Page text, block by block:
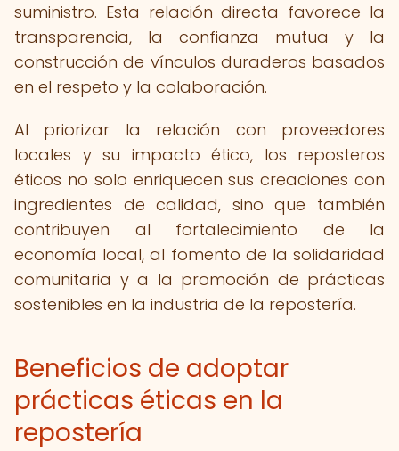
suministro. Esta relación directa favorece la
transparencia, la confianza mutua y la
construcción de vínculos duraderos basados
en el respeto y la colaboración.
Al priorizar la relación con proveedores
locales y su impacto ético, los reposteros
éticos no solo enriquecen sus creaciones con
ingredientes de calidad, sino que también
contribuyen al fortalecimiento de la
economía local, al fomento de la solidaridad
comunitaria y a la promoción de prácticas
sostenibles en la industria de la repostería.
Beneficios de adoptar
prácticas éticas en la
repostería